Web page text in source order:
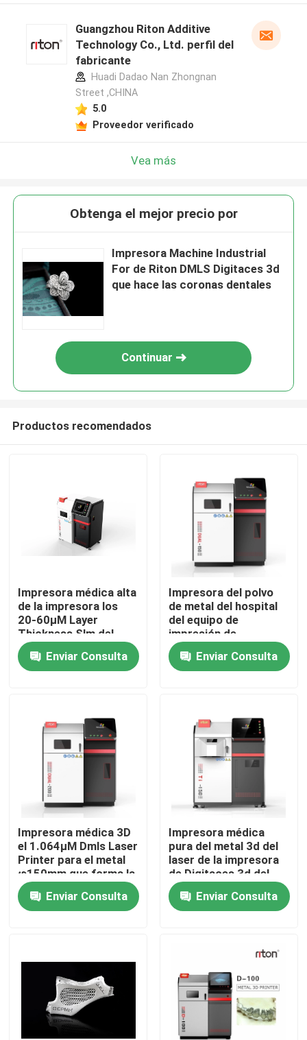
Inicio
Sobre nosotros
Visita a la fábrica
Control de Calidad
Contacto
noticias
Impresora del metal 3D del laser
Impresora dental del metal 3D
Guangzhou Riton Additive
Technology Co., Ltd. perfil del
fabricante
Huadi Dadao Nan Zhongnan
Street ,CHINA
5.0
Proveedor verificado
Vea más
Obtenga el mejor precio por
Impresora Machine Industrial
For de Riton DMLS Digitaces 3d
que hace las coronas dentales
Continuar
Productos recomendados
Impresora médica alta
de la impresora los
20-60μM Layer
Thickness Slm del
metal 3D de la eficacia
Enviar Consulta
Impresora del polvo
de metal del hospital
del equipo de
impresión de
Digitaces 3d Sls
Enviar Consulta
Impresora médica 3D
el 1.064μM Dmls Laser
Printer para el metal
φ150mm que forma la
placa
Enviar Consulta
Impresora médica
pura del metal 3d del
laser de la impresora
de Digitaces 3d del
polvo del titanio 500W
φ150mmEnviar Consulta